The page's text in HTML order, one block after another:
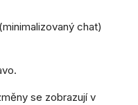
(minimalizovaný chat)
se zobrazují v